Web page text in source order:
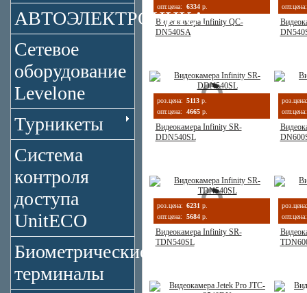
АВТОЭЛЕКТРОНИКА
Сетевое
оборудование
Levelone
Турникеты
Система
контроля
доступа
UnitECO
Биометрические
терминалы
опт.цена:
6334 р.
Видеокамера Infinity QC-
DN540SA
опт.цена:
роз.цена: 5113 р.
опт.цена:
4665 р.
Видеокамера Infinity SR-
DDN540SL
роз.цена:
опт.цена:
роз.цена: 6231 р.
опт.цена:
5684 р.
Видеокамера Infinity SR-
TDN540SL
роз.цена:
опт.цена: